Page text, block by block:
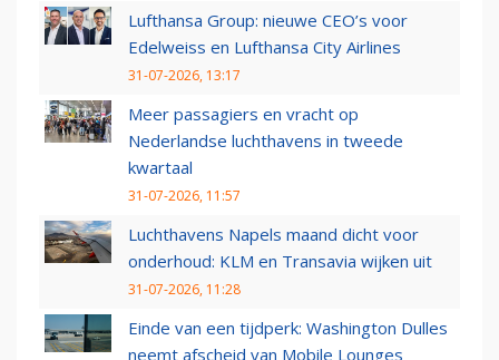
Lufthansa Group: nieuwe CEO’s voor
Edelweiss en Lufthansa City Airlines
31-07-2026, 13:17
Meer passagiers en vracht op
Nederlandse luchthavens in tweede
kwartaal
31-07-2026, 11:57
Luchthavens Napels maand dicht voor
onderhoud: KLM en Transavia wijken uit
31-07-2026, 11:28
Einde van een tijdperk: Washington Dulles
neemt afscheid van Mobile Lounges